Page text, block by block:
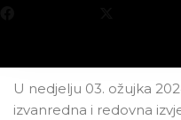
U nedjelju 03. ožujka
izvanredna i redovna